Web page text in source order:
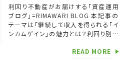
利回り不動産がお届けする「資産運用
ブログ」=RIMAWARI BLOG 本記事の
テーマは「継続して収入を得られる「イ
ンカムゲイン」の魅力とは？利回り別お
この記事はこんな人にオススメ […]
READ MORE